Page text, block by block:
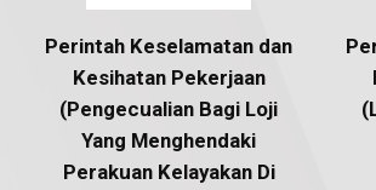
Perintah Keselamatan dan
Kesihatan Pekerjaan
(Pengecualian Bagi Loji
Yang Menghendaki
Perakuan Kelayakan Di